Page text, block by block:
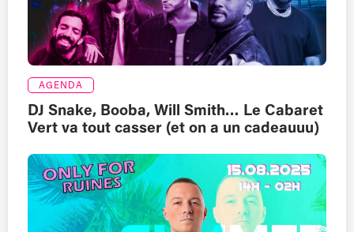
AGENDA
DJ Snake, Booba, Will Smith… Le Cabaret
Vert va tout casser (et on a un cadeauuu)